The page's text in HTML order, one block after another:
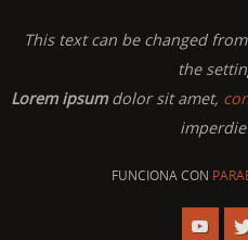
This text can be changed
the
Lorem ipsumdolor sit amet,
FUNCIONA CON